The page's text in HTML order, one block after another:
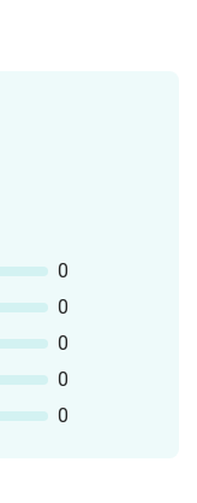
0
0
0
0
0